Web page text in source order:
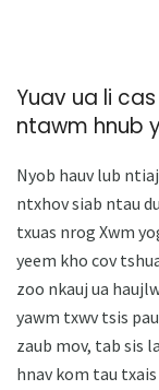
Yuav ua li
ntawm hnub
Nyob hauv lub
ntxhov siab ntau
txuas nrog Xwm
yeem kho cov
zoo nkauj ua
yawm txwv tsis
zaub mov, tab sis
hnav kom tau